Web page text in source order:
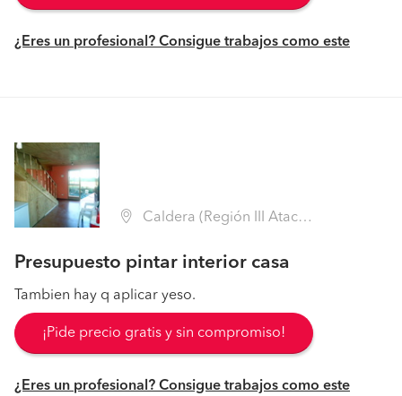
¿Eres un profesional? Consigue trabajos como este
Caldera (Región III Atacama - Copiapó)
Presupuesto pintar interior casa
Tambien hay q aplicar yeso.
¡Pide precio gratis y sin compromiso!
¿Eres un profesional? Consigue trabajos como este